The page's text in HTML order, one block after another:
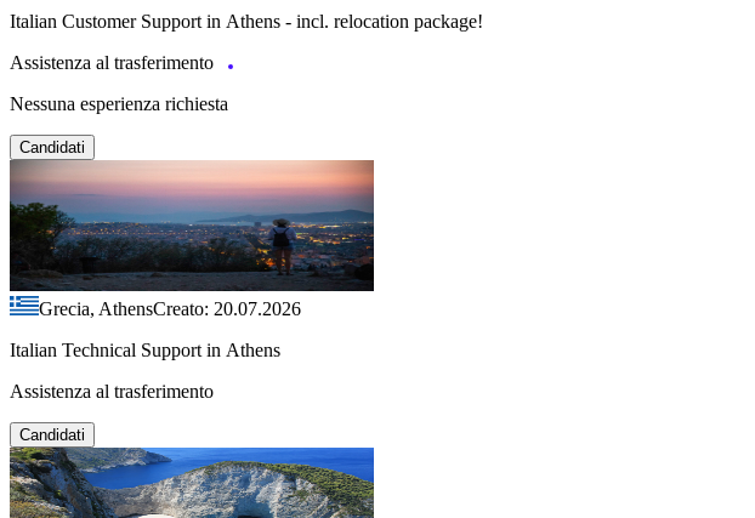
Italian Customer Support in Athens - incl. relocation package!
Assistenza al trasferimento
Nessuna esperienza richiesta
Candidati
Grecia, AthensCreato: 20.07.2026
Italian Technical Support in Athens
Assistenza al trasferimento
Candidati